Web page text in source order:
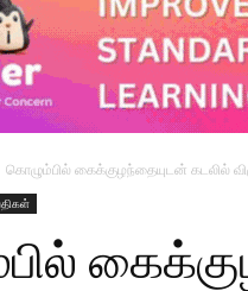
கொழும்பில் கைக்குழந்தையுடன் கடலில்